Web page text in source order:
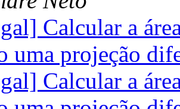
Calcular a
uma projeção
Calcular a